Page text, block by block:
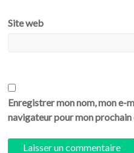
Site web
Enregistrer mon nom, mon e-
navigateur pour mon